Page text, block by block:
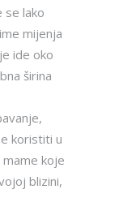
se lako
mijenja
ide oko
širina
koristiti u
koje
blizini,